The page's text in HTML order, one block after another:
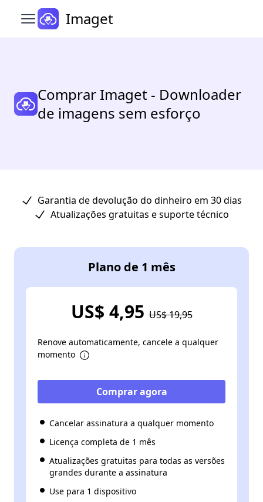
Abrir menu principal
Imaget
Comprar Imaget - Downloader
de imagens sem esforço
Garantia de devolução do dinheiro em 30 dias
Atualizações gratuitas e suporte técnico
Plano de 1 mês
US$ 4,95 US$ 19,95
Renove automaticamente, cancele a qualquer
momento
Comprar agora
Cancelar assinatura a qualquer momento
Licença completa de 1 mês
Atualizações gratuitas para todas as versões
grandes durante a assinatura
Use para 1 dispositivo